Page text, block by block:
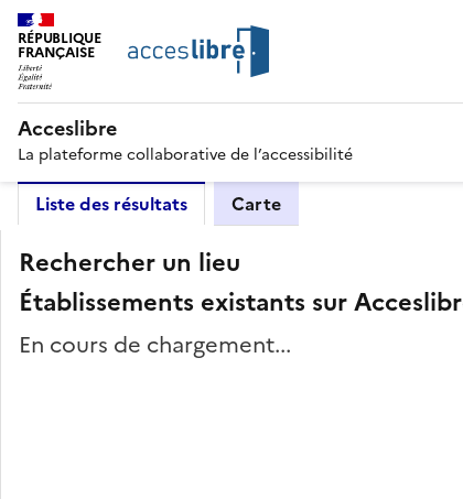
RÉPUBLIQUE
FRANÇAISE
Acceslibre
La plateforme collaborative de l’accessibilité
Liste des résultats Carte
Rechercher un lieu
Établissements existants sur
En cours de chargement...